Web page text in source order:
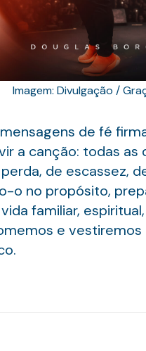
Imagem: Divulgação /
de fé
a canção: todas
de escassez,
o no propósito,
familiar,
e